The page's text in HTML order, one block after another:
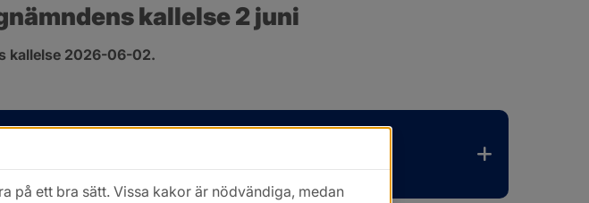
kallelse 2 juni
kallelse 2026-06-02.
kB, öppnas i nytt fönster.
på ett bra sätt. Vissa kakor är nödvändiga, medan